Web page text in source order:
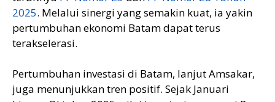
2025. Melalui sinergi yang semakin kuat, ia yakin
pertumbuhan ekonomi Batam dapat terus
terakselerasi.
Pertumbuhan investasi di Batam, lanjut Amsakar,
juga menunjukkan tren positif. Sejak Januari